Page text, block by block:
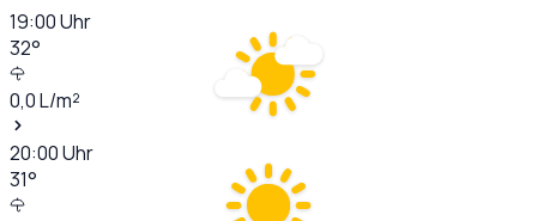
19:00Uhr
32°
0,0L/m²
20:00Uhr
31°